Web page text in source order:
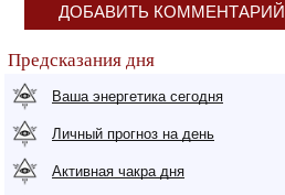
ДОБАВИТЬ КОММЕНТАРИЙ
Предсказания дня
Ваша энергетика сегодня
Личный прогноз на день
Активная чакра дня